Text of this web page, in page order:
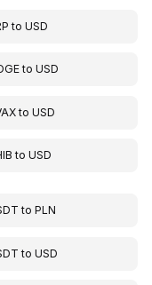
toUSD
toUSD
toUSD
toUSD
toPLN
toUSD